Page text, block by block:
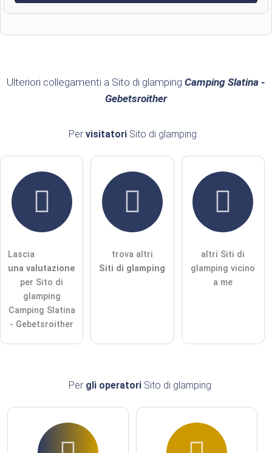
Con la presente accetto i termini e le condizioni
Ho letto la dichiarazione sulla protezione dei dati.
porre una domanda pubblica
tieni presente che le domande pubbliche sono
visibili a
tutti i visitatori
Clicca qui per porre una
Sito di glamping
Ulteriori collegamenti a Sito di glamping Camping Slatina -
Gebetsroither
Per visitatoriSito di glamping
Lascia
una valutazione
per Sito di
glamping
Camping Slatina
- Gebetsroither
trova altri
Siti di glamping
altri Siti di
glamping vicino
a me
Per gli operatoriSito di glamping